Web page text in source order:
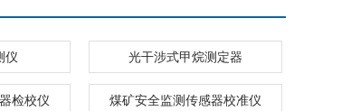
仪 光干涉式甲烷测定器
检校仪 煤矿安全监测传感器校准仪